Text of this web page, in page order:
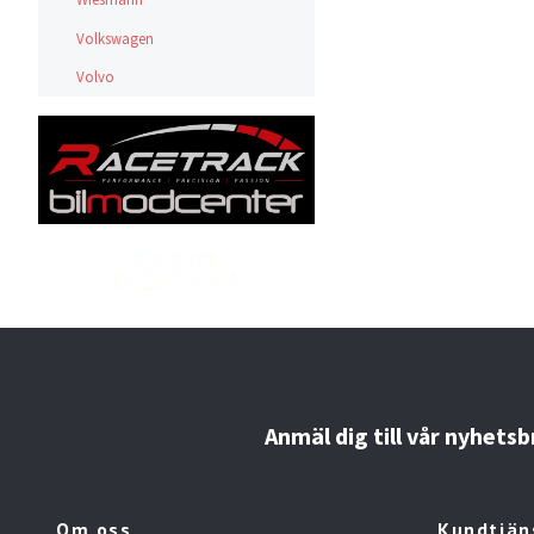
Volkswagen
Volvo
Anmäl dig till vår